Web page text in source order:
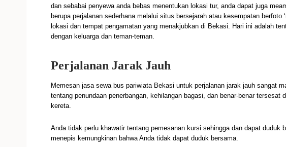
dan sebabai penyewa anda bebas menentukan lokasi tur, anda dapat juga
berupa perjalanan sederhana melalui situs bersejarah atau kesempatan berfoto
lokasi dan tempat pengamatan yang menakjubkan di Bekasi. Hari ini adalah
dengan keluarga dan teman-teman.
Perjalanan Jarak Jauh
Memesan jasa sewa bus pariwiata Bekasi untuk perjalanan jarak jauh sangat
tentang penundaan penerbangan, kehilangan bagasi, dan benar-benar tersesat
kereta.
Anda tidak perlu khawatir tentang pemesanan kursi sehingga dan dapat duduk
menepis kemungkinan bahwa Anda tidak dapat duduk bersama.